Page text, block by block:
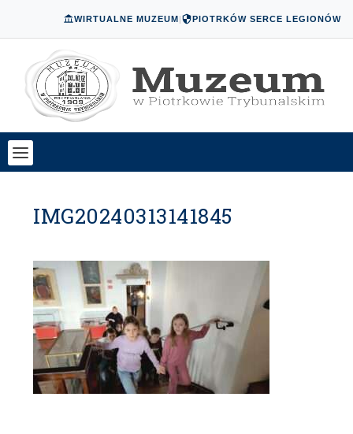
WIRTUALNE MUZEUM| PIOTRKÓW SERCE LEGIONÓW
IMG20240313141845